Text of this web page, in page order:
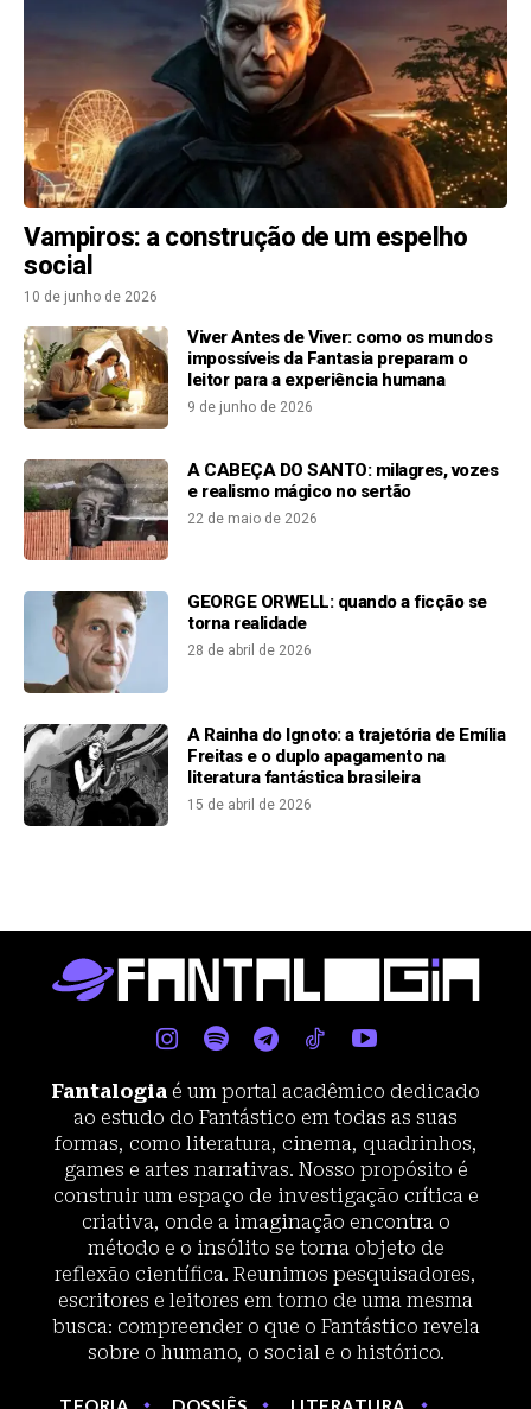
Vampiros: a construção de um espelho
social
10 de junho de 2026
Viver Antes de Viver: como os mundos
impossíveis da Fantasia preparam o
leitor para a experiência humana
9 de junho de 2026
A CABEÇA DO SANTO: milagres, vozes
e realismo mágico no sertão
22 de maio de 2026
GEORGE ORWELL: quando a ficção se
torna realidade
28 de abril de 2026
A Rainha do Ignoto: a trajetória de Emília
Freitas e o duplo apagamento na
literatura fantástica brasileira
15 de abril de 2026
Fantalogia é um portal acadêmico dedicado
ao estudo do Fantástico em todas as suas
formas, como literatura, cinema, quadrinhos,
games e artes narrativas. Nosso propósito é
construir um espaço de investigação crítica e
criativa, onde a imaginação encontra o
método e o insólito se torna objeto de
reflexão científica. Reunimos pesquisadores,
escritores e leitores em torno de uma mesma
busca: compreender o que o Fantástico revela
sobre o humano, o social e o histórico.